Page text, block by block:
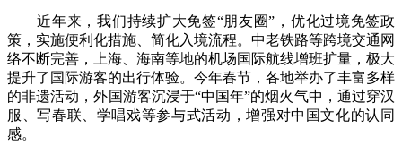
近年来，我们持续扩大免签“朋友圈”，优化过境免签政
策，实施便利化措施、简化入境流程。中老铁路等跨境交通网
络不断完善，上海、海南等地的机场国际航线增班扩量，极大
提升了国际游客的出行体验。今年春节，各地举办了丰富多样
的非遗活动，外国游客沉浸于“中国年”的烟火气中，通过穿汉
服、写春联、学唱戏等参与式活动，增强对中国文化的认同
感。